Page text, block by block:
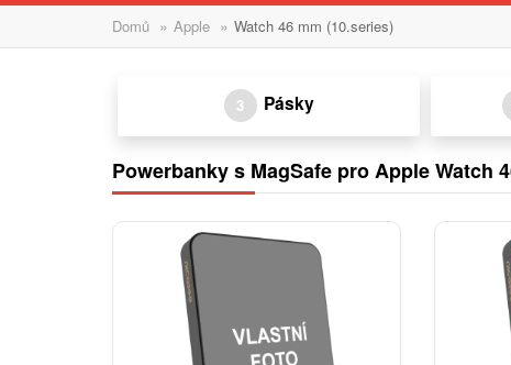
Domů » Apple » Watch 46 mm (10.series)
3 Pásky
Powerbanky s MagSafe pro Apple Watch